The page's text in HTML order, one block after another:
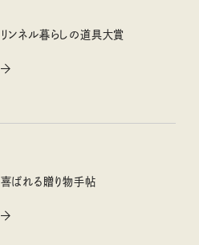
リンネル暮らしの道具大賞
喜ばれる贈り物手帖